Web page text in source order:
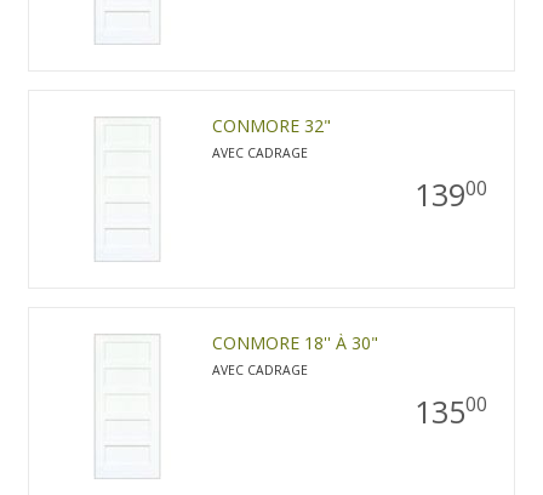
CONMORE 32"
AVEC CADRAGE
13900
CONMORE 18'' À 30"
AVEC CADRAGE
13500